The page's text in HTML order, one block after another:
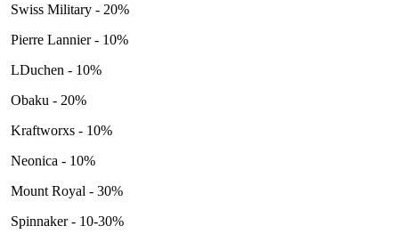
Swiss Military - 20%
Pierre Lannier - 10%
LDuchen - 10%
Obaku - 20%
Kraftworxs - 10%
Neonica - 10%
Mount Royal - 30%
Spinnaker - 10-30%